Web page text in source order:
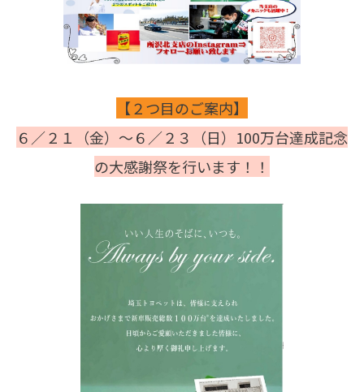
【２つ目のご案内】
６／２１（金）～６／２３（日）100万台達成記念
の大感謝祭を行います！！